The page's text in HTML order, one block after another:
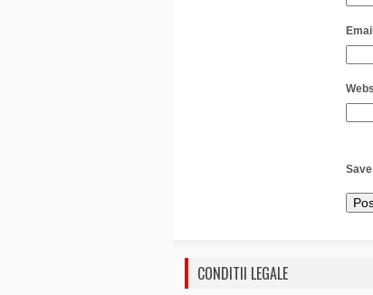
Email
CONDITII LEGALE